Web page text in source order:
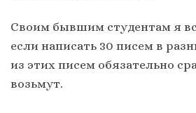
Своим бывшим студентам я
если написать 30 писем в
из этих писем обязательно
возьмут.